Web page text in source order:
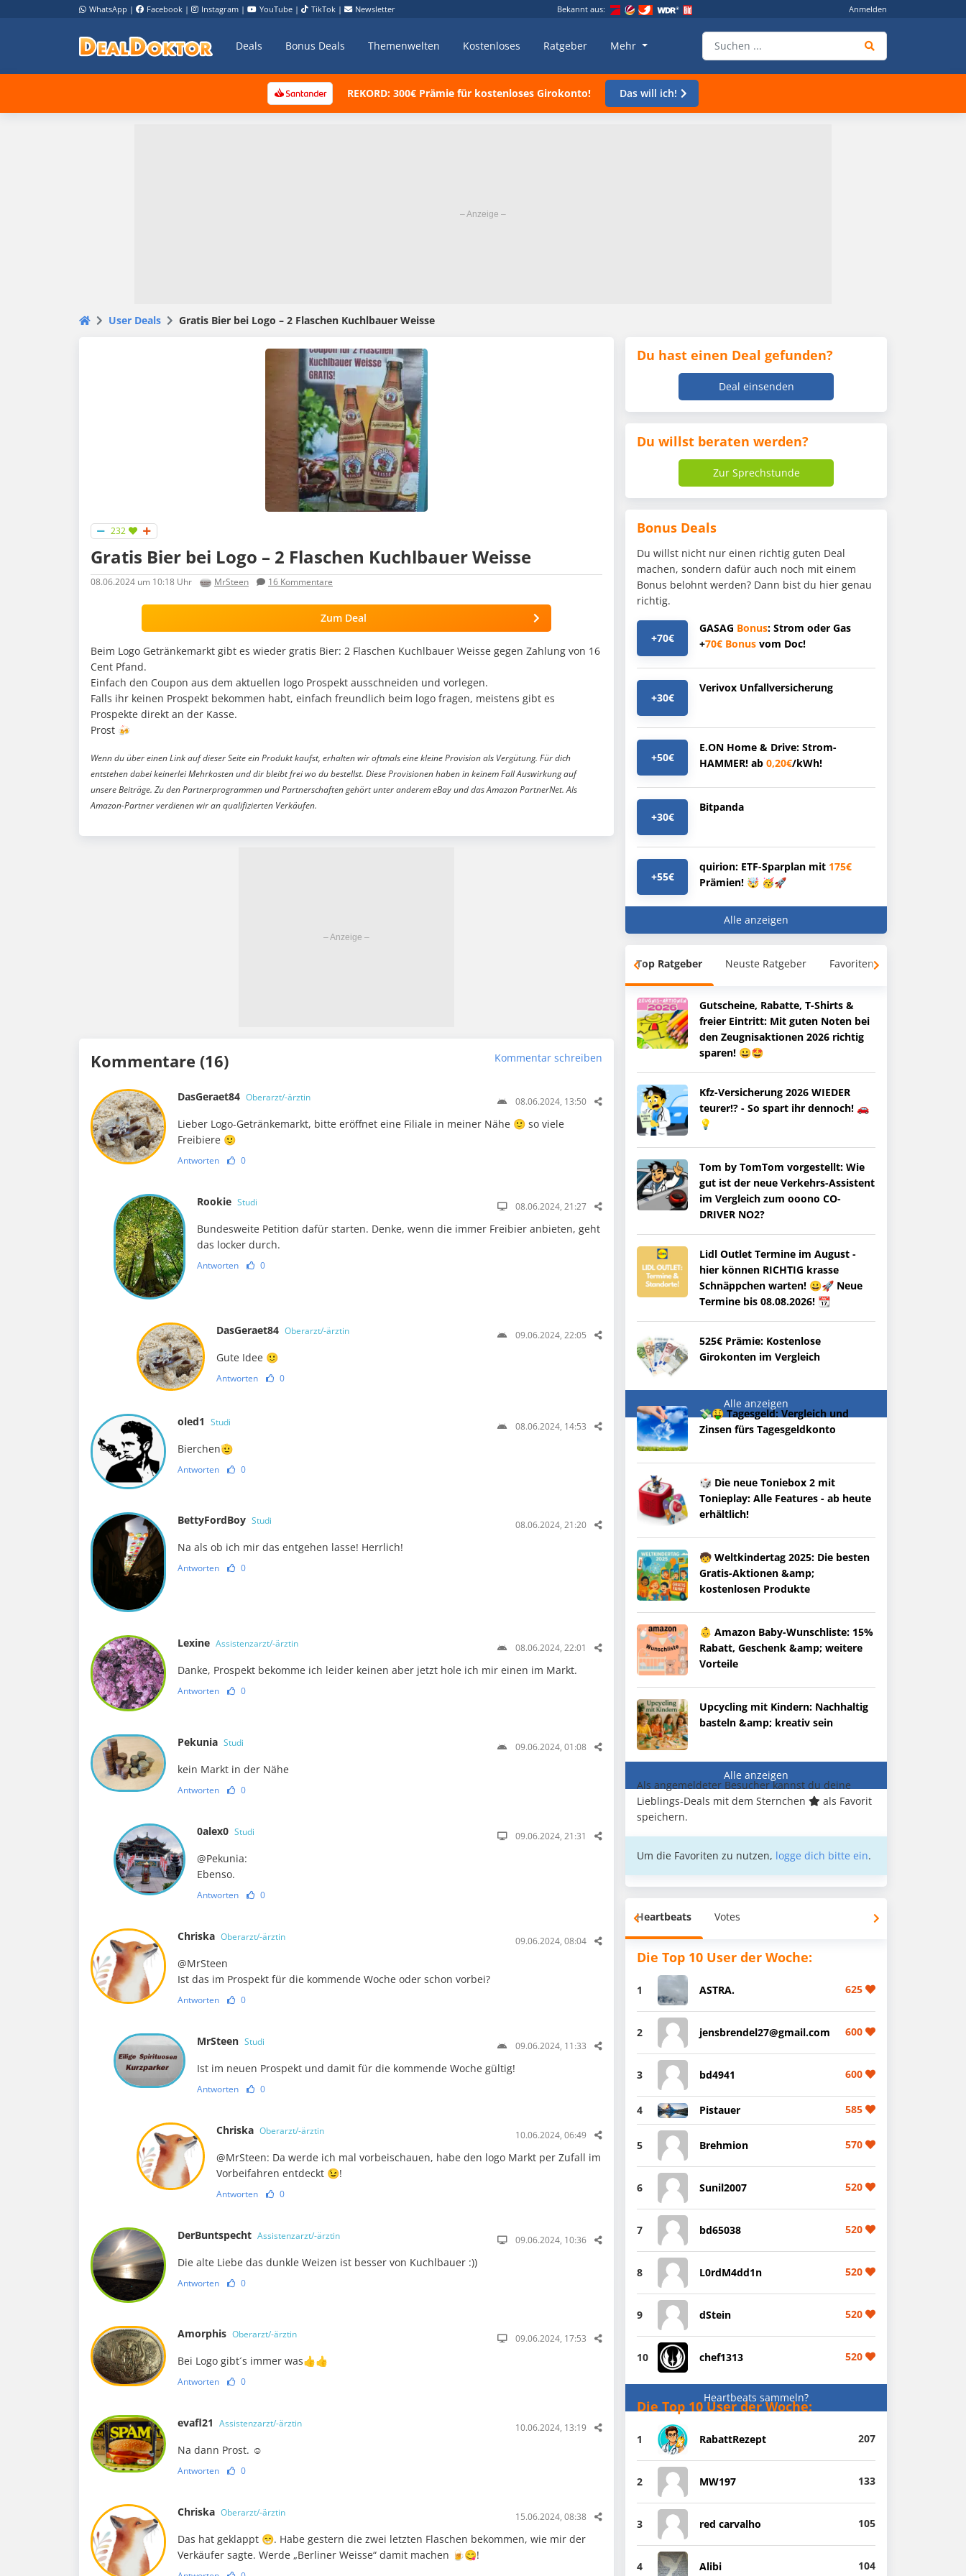
WhatsApp | Facebook | Instagram | YouTube | TikTok | Newsletter Bekannt aus: Anmelden
Deals Bonus Deals Themenwelten Kostenloses Ratgeber Mehr
REKORD: 300€ Prämie für kostenloses Girokonto! Das will ich!
User Deals Gratis Bier bei Logo – 2 Flaschen Kuchlbauer Weisse
232
Gratis Bier bei Logo – 2 Flaschen Kuchlbauer Weisse
08.06.2024 um 10:18 Uhr MrSteen 16 Kommentare
Zum Deal
Beim Logo Getränkemarkt gibt es wieder gratis Bier: 2 Flaschen Kuchlbauer Weisse gegen Zahlung von 16
Cent Pfand.
Einfach den Coupon aus dem aktuellen logo Prospekt ausschneiden und vorlegen.
Falls ihr keinen Prospekt bekommen habt, einfach freundlich beim logo fragen, meistens gibt es
Prospekte direkt an der Kasse.
Prost 🍻
Wenn du über einen Link auf dieser Seite ein Produkt kaufst, erhalten wir oftmals eine kleine Provision als Vergütung. Für dich
entstehen dabei keinerlei Mehrkosten und dir bleibt frei wo du bestellst. Diese Provisionen haben in keinem Fall Auswirkung auf
unsere Beiträge. Zu den Partnerprogrammen und Partnerschaften gehört unter anderem eBay und das Amazon PartnerNet. Als
Amazon-Partner verdienen wir an qualifizierten Verkäufen.
Kommentare (16) Kommentar schreiben
DasGeraet84 Oberarzt/-ärztin 08.06.2024, 13:50
Lieber Logo-Getränkemarkt, bitte eröffnet eine Filiale in meiner Nähe 🙂 so viele
Freibiere 🙂
Antworten 0
Rookie Studi 08.06.2024, 21:27
Bundesweite Petition dafür starten. Denke, wenn die immer Freibier anbieten, geht
das locker durch.
Antworten 0
DasGeraet84 Oberarzt/-ärztin 09.06.2024, 22:05
Gute Idee 🙂
Antworten 0
oled1 Studi 08.06.2024, 14:53
Bierchen🫡
Antworten 0
BettyFordBoy Studi 08.06.2024, 21:20
Na als ob ich mir das entgehen lasse! Herrlich!
Antworten 0
Lexine Assistenzarzt/-ärztin 08.06.2024, 22:01
Danke, Prospekt bekomme ich leider keinen aber jetzt hole ich mir einen im Markt.
Antworten 0
Pekunia Studi 09.06.2024, 01:08
kein Markt in der Nähe
Antworten 0
0alex0 Studi 09.06.2024, 21:31
@Pekunia:
Ebenso.
Antworten 0
Chriska Oberarzt/-ärztin 09.06.2024, 08:04
@MrSteen
Ist das im Prospekt für die kommende Woche oder schon vorbei?
Antworten 0
MrSteen Studi 09.06.2024, 11:33
Ist im neuen Prospekt und damit für die kommende Woche gültig!
Antworten 0
Chriska Oberarzt/-ärztin 10.06.2024, 06:49
@MrSteen: Da werde ich mal vorbeischauen, habe den logo Markt per Zufall im
Vorbeifahren entdeckt 😉!
Antworten 0
DerBuntspecht Assistenzarzt/-ärztin 09.06.2024, 10:36
Die alte Liebe das dunkle Weizen ist besser von Kuchlbauer :))
Antworten 0
Amorphis Oberarzt/-ärztin 09.06.2024, 17:53
Bei Logo gibt´s immer was👍👍
Antworten 0
evafl21 Assistenzarzt/-ärztin 10.06.2024, 13:19
Na dann Prost. ☺️
Antworten 0
Chriska Oberarzt/-ärztin 15.06.2024, 08:38
Das hat geklappt 😁. Habe gestern die zwei letzten Flaschen bekommen, wie mir der
Verkäufer sagte. Werde „Berliner Weisse“ damit machen 🍺😋!
Du hast einen Deal gefunden?
Deal einsenden
Du willst beraten werden?
Zur Sprechstunde
Bonus Deals
Du willst nicht nur einen richtig guten Deal
machen, sondern dafür auch noch mit einem
Bonus belohnt werden? Dann bist du hier genau
richtig.
+70€
GASAG Bonus: Strom oder Gas
+70€ Bonus vom Doc!
+30€
Verivox Unfallversicherung
+50€
E.ON Home & Drive: Strom-
HAMMER! ab 0,20€/kWh!
+30€
Bitpanda
+55€
quirion: ETF-Sparplan mit 175€
Prämien! 🤯 🥳🚀
Alle anzeigen
Top Ratgeber Neuste Ratgeber Favoriten
Gutscheine, Rabatte, T-Shirts &
freier Eintritt: Mit guten Noten bei
den Zeugnisaktionen 2026 richtig
sparen! 😀🤩
Kfz-Versicherung 2026 WIEDER
teurer!? - So spart ihr dennoch! 🚗
💡
Tom by TomTom vorgestellt: Wie
gut ist der neue Verkehrs-Assistent
im Vergleich zum ooono CO-
DRIVER NO2?
Lidl Outlet Termine im August -
hier können RICHTIG krasse
Schnäppchen warten! 😀🚀 Neue
Termine bis 08.08.2026! 📆
525€ Prämie: Kostenlose
Girokonten im Vergleich
Alle anzeigen
💸🤑 Tagesgeld: Vergleich und
Zinsen fürs Tagesgeldkonto
🎲 Die neue Toniebox 2 mit
Tonieplay: Alle Features - ab heute
erhältlich!
🧒 Weltkindertag 2025: Die besten
Gratis-Aktionen &amp;
kostenlosen Produkte
👶 Amazon Baby-Wunschliste: 15%
Rabatt, Geschenk &amp; weitere
Vorteile
Upcycling mit Kindern: Nachhaltig
basteln &amp; kreativ sein
Alle anzeigen
Als angemeldeter Besucher kannst du deine
Lieblings-Deals mit dem Sternchen
als Favorit
speichern.
Um die Favoriten zu nutzen, logge dich bitte ein.
Heartbeats Votes
Die Top 10 User der Woche:
1 ASTRA. 625
2 jensbrendel27@gmail.com 600
3 bd4941 600
4 Pistauer 585
5 Brehmion 570
6 Sunil2007 520
7 bd65038 520
8 L0rdM4dd1n 520
9 dStein 520
10 chef1313 520
Heartbeats sammeln?
Die Top 10 User der Woche:
1 RabattRezept 207
2 MW197 133
3 red carvalho 105
4 Alibi 104